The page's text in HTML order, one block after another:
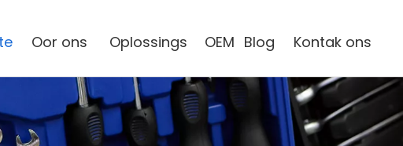
Oor ons Oplossings OEM Blog Kontak ons